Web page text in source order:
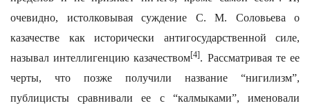
очевидно, истолковывая суждение С. М. Соловьева о
казачестве как исторически антигосударственной силе,
называл интеллигенцию казачеством[4]. Рассматривая те ее
черты, что позже получили название “нигилизм”,
публицисты сравнивали ее с “калмыками”, именовали